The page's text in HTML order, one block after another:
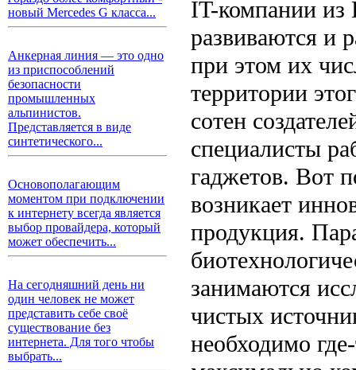
новый Mercedes G класса...
Анкерная линия — это одно
из приспособлений
безопасности
промышленных
альпинистов.
Представляется в виде
синтетического...
Основополагающим
моментом при подключении
к интернету всегда является
выбор провайдера, который
может обеспечить...
На сегодняшний день ни
один человек не может
представить себе своё
существование без
интернета. Для того чтобы
выбрать...
IT-компании из
развиваются и
при этом их
территории
сотен
специалисты
гаджетов. Вот
возникает
продукция.
занимаются
чистых
необходимо